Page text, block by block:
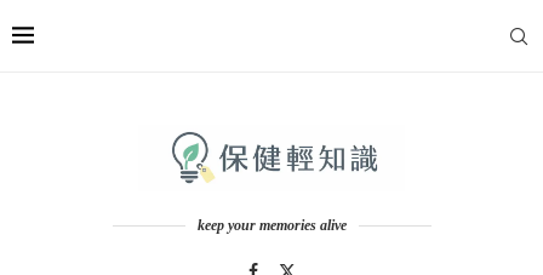
keep your memories alive